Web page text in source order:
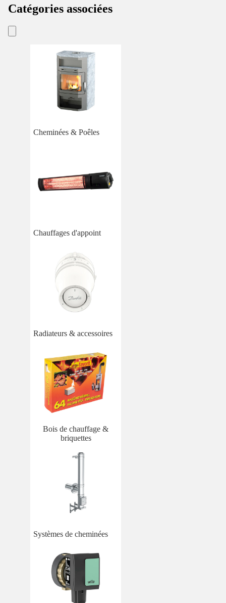
Catégories associées
Cheminées & Poêles
Chauffages d'appoint
Radiateurs & accessoires
Bois de chauffage &
briquettes
Systèmes de cheminées